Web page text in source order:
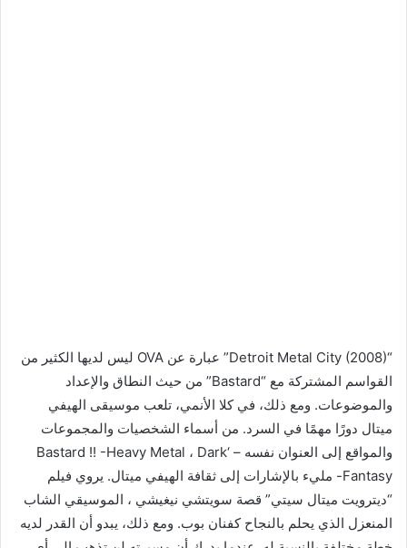
“Detroit Metal City (2008)” عبارة عن OVA ليس لديها الكثير من
القواسم المشتركة مع “Bastard” من حيث النطاق والإعداد
والموضوعات. ومع ذلك، في كلا الأنمي، تلعب موسيقى الهيفي
ميتال دورًا مهمًا في السرد. من أسماء الشخصيات والمجموعات
والمواقع إلى العنوان نفسه – ‘Bastard !! -Heavy Metal ، Dark
Fantasy- مليء بالإشارات إلى ثقافة الهيفي ميتال. يروي فيلم
“ديترويت ميتال سيتي” قصة سويتشي نيغيشي ، الموسيقي الشاب
المنعزل الذي يحلم بالنجاح كفنان بوب. ومع ذلك، يبدو أن القدر لديه